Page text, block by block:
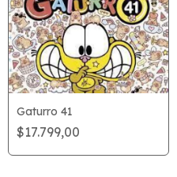
Gaturro 41
$17.799,00